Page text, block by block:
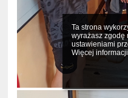
Ta strona
wyrażasz zgodę
ustawieniami
Więcej